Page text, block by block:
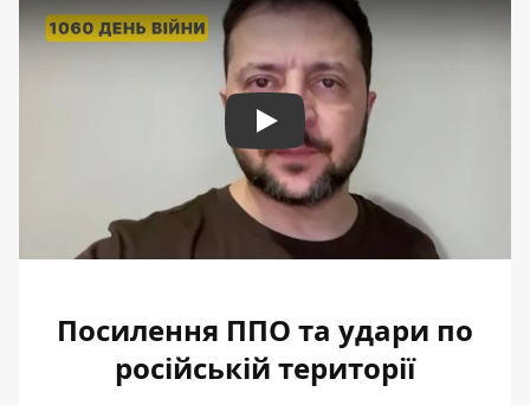
Play
Посилення ППО та удари по
російській території